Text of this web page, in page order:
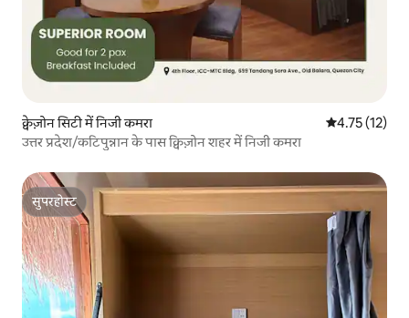
क्वेज़ोन सिटी में निजी कमरा औसत रेटिंग 5 में
4.75 (12)
उत्तर प्रदेश/कटिपुन्नान के पास क्विज़ोन शहर में निजी कमरा
सुपरहोस्ट
सुपरहोस्ट